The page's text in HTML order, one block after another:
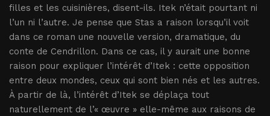
filles et les cuisinières, disent-ils. Itek n’était pourtant ni
l’un ni l’autre. Je pense que Stas a raison lorsqu’il voit
dans ce roman une nouvelle version, dramatique, du
conte de Cendrillon. Dans ce cas, il y aurait une bonne
raison pour expliquer l’intérêt d’Itek : cette opposition
entre deux mondes, ceux qui sont bien nés et les autres.
À partir de là, l’intérêt d’Itek se déplaça tout
naturellement de l’« œuvre » elle-même aux raisons de